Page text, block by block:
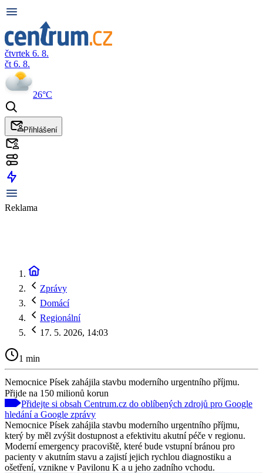
čtvrtek 6. 8.
čt 6. 8.
26°C
Přihlášení
Reklama
Zprávy
Domácí
Regionální
17. 5. 2026, 14:03
1 min
Nemocnice Písek zahájila stavbu moderního urgentního příjmu.
Přijde na 150 milionů korun
Přidejte si obsah Centrum.cz do oblíbených zdrojů pro Google
hledání a Google zprávy
Nemocnice Písek zahájila stavbu moderního urgentního příjmu,
který by měl zvýšit dostupnost a efektivitu akutní péče v regionu.
Moderní emergency pracoviště, které bude vstupní bránou pro
pacienty v akutním stavu a zajistí jejich rychlou diagnostiku a
ošetření, vznikne v Pavilonu K a u jeho zadního vchodu.